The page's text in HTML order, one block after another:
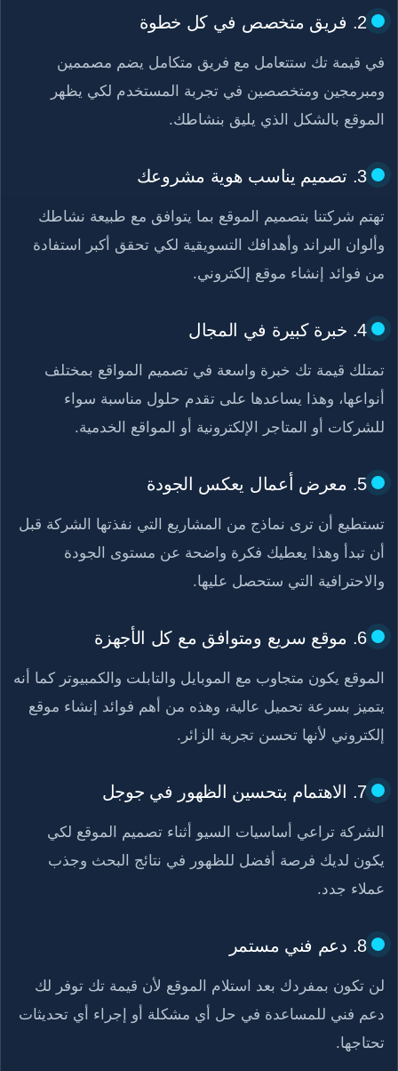
2. فريق متخصص في كل خطوة
في قيمة تك ستتعامل مع فريق متكامل يضم مصممين
ومبرمجين ومتخصصين في تجربة المستخدم لكي يظهر
الموقع بالشكل الذي يليق بنشاطك.
3. تصميم يناسب هوية مشروعك
تهتم شركتنا بتصميم الموقع بما يتوافق مع طبيعة نشاطك
وألوان البراند وأهدافك التسويقية لكي تحقق أكبر استفادة
من فوائد إنشاء موقع إلكتروني.
4. خبرة كبيرة في المجال
تمتلك قيمة تك خبرة واسعة في تصميم المواقع بمختلف
أنواعها، وهذا يساعدها على تقدم حلول مناسبة سواء
للشركات أو المتاجر الإلكترونية أو المواقع الخدمية.
5. معرض أعمال يعكس الجودة
تستطيع أن ترى نماذج من المشاريع التي نفذتها الشركة قبل
أن تبدأ وهذا يعطيك فكرة واضحة عن مستوى الجودة
والاحترافية التي ستحصل عليها.
6. موقع سريع ومتوافق مع كل الأجهزة
الموقع يكون متجاوب مع الموبايل والتابلت والكمبيوتر كما أنه
يتميز بسرعة تحميل عالية، وهذه من أهم فوائد إنشاء موقع
إلكتروني لأنها تحسن تجربة الزائر.
7. الاهتمام بتحسين الظهور في جوجل
الشركة تراعي أساسيات السيو أثناء تصميم الموقع لكي
يكون لديك فرصة أفضل للظهور في نتائج البحث وجذب
عملاء جدد.
8. دعم فني مستمر
لن تكون بمفردك بعد استلام الموقع لأن قيمة تك توفر لك
دعم فني للمساعدة في حل أي مشكلة أو إجراء أي تحديثات
تحتاجها.